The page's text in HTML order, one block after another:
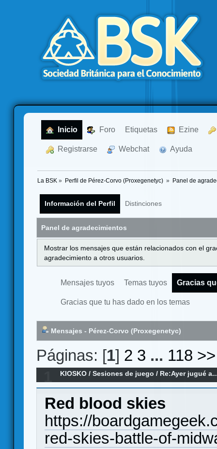
Inicio Foro Etiquetas Ezine
Registrarse Webchat Ayuda
La BSK » Perfil de Pérez-Corvo (Proxegenetyc) » Panel de
Información del Perfil Distinciones
Panel de agradecimientos
Mostrar los mensajes que están relacionados con el
agradecimiento a otros usuarios.
Mensajes tuyos Temas tuyos Gracias
Gracias que tu has dado en los temas
Mensajes - Pérez-Corvo (Proxegenetyc)
Páginas: [1] 2 3 ... 118 >>
KIOSKO /Sesiones de juego / Re:Ayer jugué
Red blood skies
https://
red-skies-battle-of-